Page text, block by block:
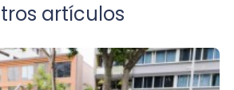
artículos